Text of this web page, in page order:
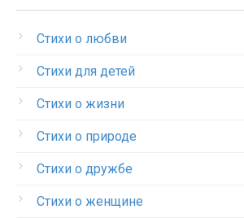
Стихи о любви
Стихи для детей
Стихи о жизни
Стихи о природе
Стихи о дружбе
Стихи о женщине